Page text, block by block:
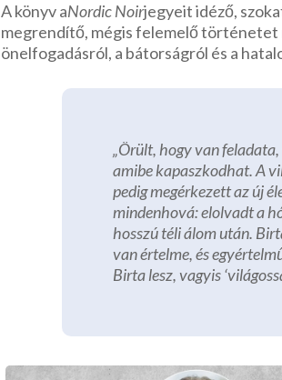
A könyv aNordic Noirjegyeit idéző,
megrendítő, mégis felemelő történetet
önelfogadásról, a bátorságról és a
„Örült, hogy van
amibe kapaszkodhat. A
pedig megérkezett az új
mindenhová: elolvadt a
hosszú téli álom után.
van értelme, és
Birta lesz, vagyis